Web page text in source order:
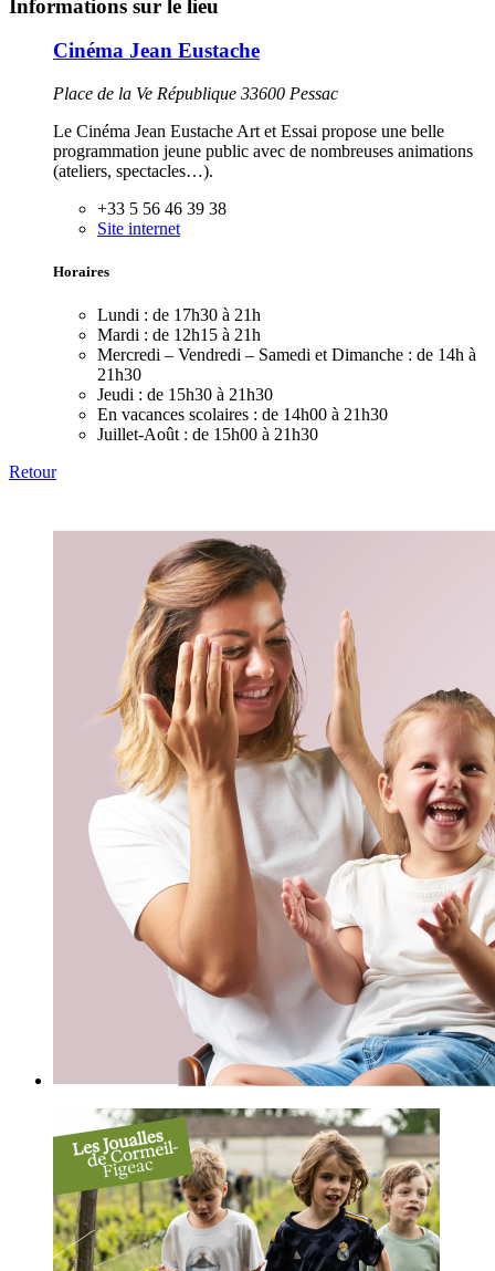
Informations sur le lieu
Cinéma Jean Eustache
Place de la Ve République 33600 Pessac
Le Cinéma Jean Eustache Art et Essai propose une belle
programmation jeune public avec de nombreuses animations
(ateliers, spectacles…).
+33 5 56 46 39 38
Site internet
Horaires
Lundi : de 17h30 à 21h
Mardi : de 12h15 à 21h
Mercredi – Vendredi – Samedi et Dimanche : de 14h à
21h30
Jeudi : de 15h30 à 21h30
En vacances scolaires : de 14h00 à 21h30
Juillet-Août : de 15h00 à 21h30
Retour